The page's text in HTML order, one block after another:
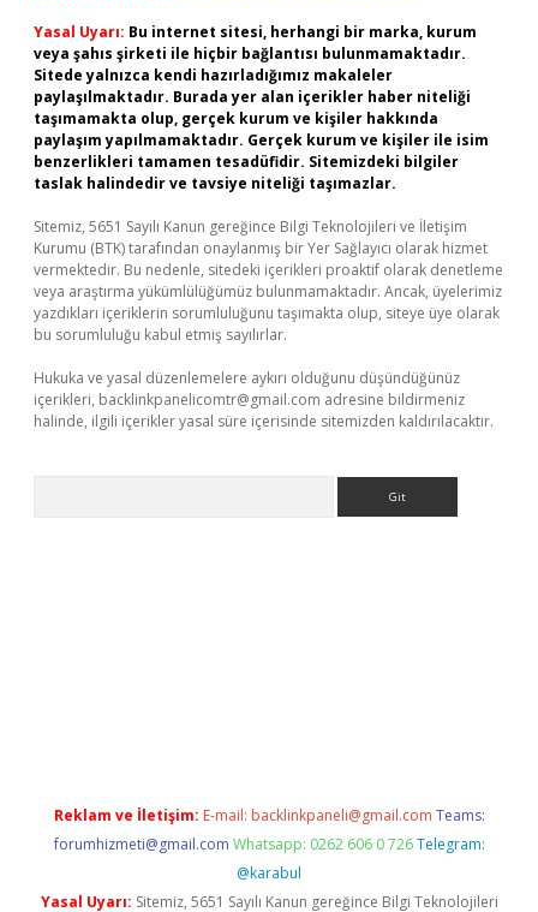
Yasal Uyarı: Bu internet sitesi, herhangi bir marka, kurum
veya şahıs şirketi ile hiçbir bağlantısı bulunmamaktadır.
Sitede yalnızca kendi hazırladığımız makaleler
paylaşılmaktadır. Burada yer alan içerikler haber niteliği
taşımamakta olup, gerçek kurum ve kişiler hakkında
paylaşım yapılmamaktadır. Gerçek kurum ve kişiler ile isim
benzerlikleri tamamen tesadüfidir. Sitemizdeki bilgiler
taslak halindedir ve tavsiye niteliği taşımazlar.
Sitemiz, 5651 Sayılı Kanun gereğince Bilgi Teknolojileri ve İletişim
Kurumu (BTK) tarafından onaylanmış bir Yer Sağlayıcı olarak hizmet
vermektedir. Bu nedenle, sitedeki içerikleri proaktif olarak denetleme
veya araştırma yükümlülüğümüz bulunmamaktadır. Ancak, üyelerimiz
yazdıkları içeriklerin sorumluluğunu taşımakta olup, siteye üye olarak
bu sorumluluğu kabul etmiş sayılırlar.
Hukuka ve yasal düzenlemelere aykırı olduğunu düşündüğünüz
içerikleri, backlinkpanelicomtr@gmail.com adresine bildirmeniz
halinde, ilgili içerikler yasal süre içerisinde sitemizden kaldırılacaktır.
Reklam ve İletişim: E-mail: backlinkpaneli@gmail.com Teams:
forumhizmeti@gmail.com Whatsapp: 0262 606 0 726 Telegram:
@karabul
Yasal Uyarı: Sitemiz, 5651 Sayılı Kanun gereğince Bilgi Teknolojileri